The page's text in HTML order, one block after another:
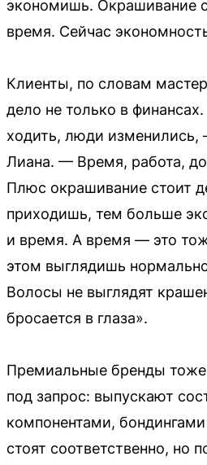
экономишь. Окрашивание
время. Сейчас
Клиенты, по словам
дело не только в
ходить, люди изменились,
Лиана. — Время, работа,
Плюс окрашивание стоит
приходишь, тем больше
и время. А время — это
этом выглядишь
Волосы не выглядят
бросается в глаза».
Премиальные бренды тоже
под запрос: выпускают
компонентами,
стоят соответственно, но